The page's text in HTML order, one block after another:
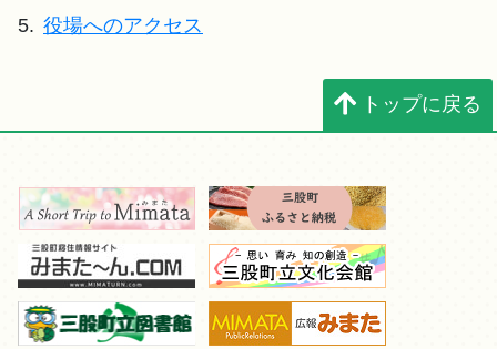
5. 役場へのアクセス
トップに戻る